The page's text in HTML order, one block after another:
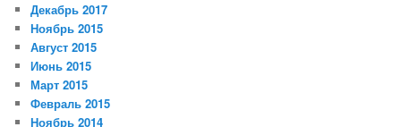
Декабрь 2017
Ноябрь 2015
Август 2015
Июнь 2015
Март 2015
Февраль 2015
Ноябрь 2014